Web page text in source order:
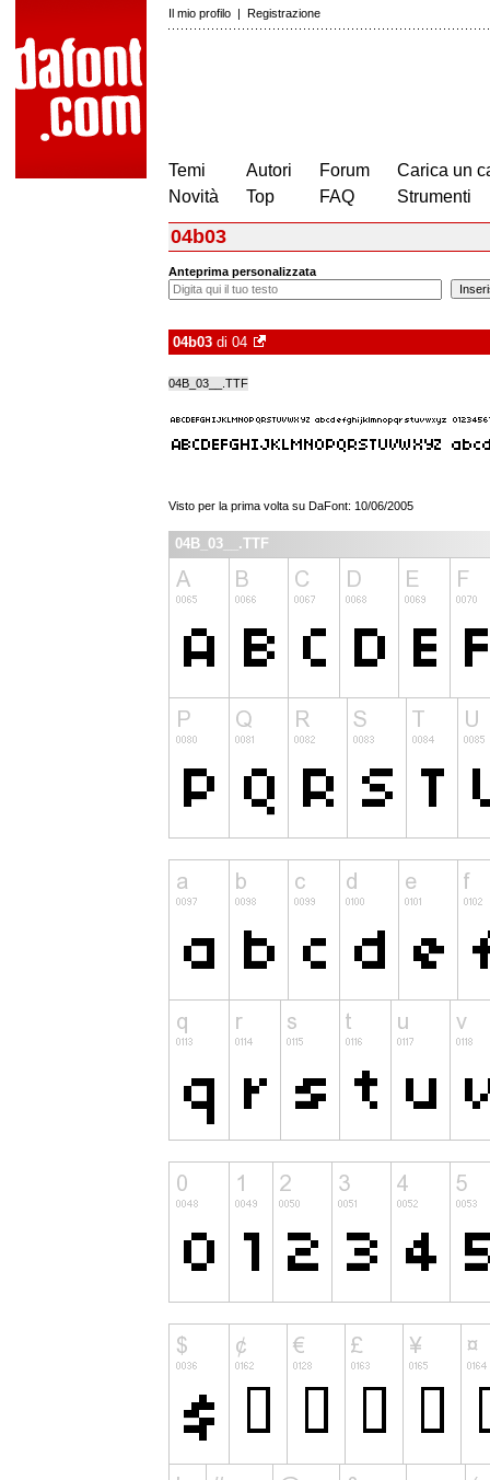
Il mio profilo | Registrazione
Temi
Novità
Autori
Top
Forum
FAQ
Carica un
Strumenti
04b03
Anteprima personalizzata
04b03 di 04
04B_03__.TTF
Visto per la prima volta su DaFont: 10/06/2005
04B_03__.TTF